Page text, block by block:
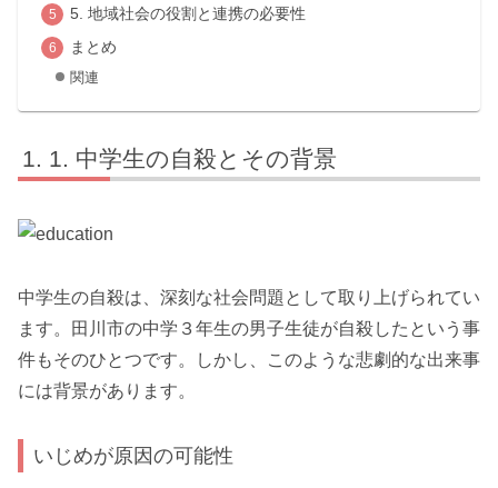
5. 地域社会の役割と連携の必要性
まとめ
関連
1. 中学生の自殺とその背景
中学生の自殺は、深刻な社会問題として取り上げられてい
ます。田川市の中学３年生の男子生徒が自殺したという事
件もそのひとつです。しかし、このような悲劇的な出来事
には背景があります。
いじめが原因の可能性